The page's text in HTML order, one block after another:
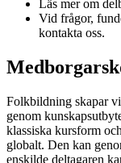
Läs mer om
Vid frågor,
kontakta oss.
Folkbildning skapar
genom
klassiska kursform
globalt. Den kan
enskilde deltagaren